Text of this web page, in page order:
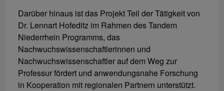
Darüber hinaus ist das Projekt Teil der Tätigkeit von
Dr. Lennart Hofeditz im Rahmen des Tandem
Niederrhein Programms, das
Nachwuchswissenschaftlerinnen und
Nachwuchswissenschaftler auf dem Weg zur
Professur fördert und anwendungsnahe Forschung
in Kooperation mit regionalen Partnern unterstützt.